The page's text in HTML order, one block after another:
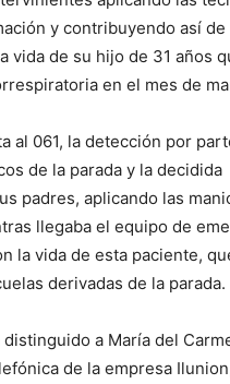
y contribuyendo así de
vida de su hijo de 31 años
en el mes de
al 061, la detección por
de la parada y la decidida
padres, aplicando las
llegaba el equipo de
la vida de esta paciente,
derivadas de la parada.
distinguido a María del
de la empresa